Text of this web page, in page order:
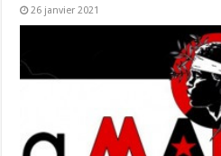
26 janvier 2021